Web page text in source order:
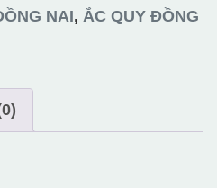
NAI, ẮC QUY ĐỒNG